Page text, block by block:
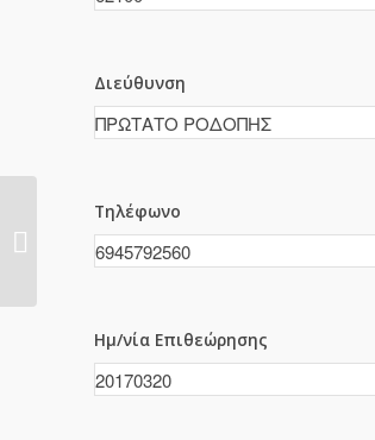
Διεύθυνση
Τηλέφωνο
Ημ/νία Επιθεώρησης